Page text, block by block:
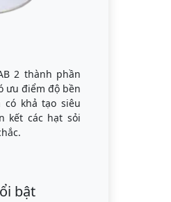
2 thành phần
ưu điểm độ bền
khả tạo siêu
kết các hạt sỏi
bật